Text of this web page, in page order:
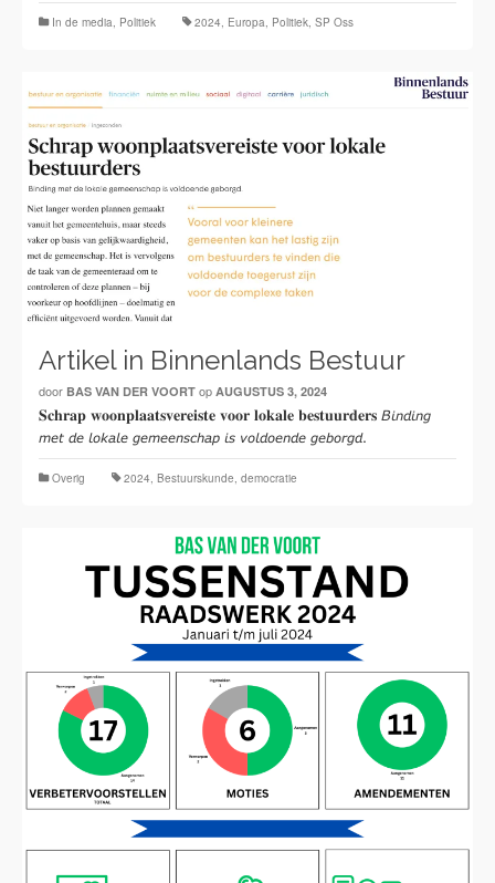
In de media, Politiek 2024, Europa, Politiek, SP Oss
Artikel in Binnenlands Bestuur
door BAS VAN DER VOORT op AUGUSTUS 3, 2024
𝐒𝐜𝐡𝐫𝐚𝐩 𝐰𝐨𝐨𝐧𝐩𝐥𝐚𝐚𝐭𝐬𝐯𝐞𝐫𝐞𝐢𝐬𝐭𝐞 𝐯𝐨𝐨𝐫 𝐥𝐨𝐤𝐚𝐥𝐞 𝐛𝐞𝐬𝐭𝐮𝐮𝐫𝐝𝐞𝐫𝐬 𝘉𝘪𝘯𝘥𝘪𝘯𝘨
𝘮𝘦𝘵 𝘥𝘦 𝘭𝘰𝘬𝘢𝘭𝘦 𝘨𝘦𝘮𝘦𝘦𝘯𝘴𝘤𝘩𝘢𝘱 𝘪𝘴 𝘷𝘰𝘭𝘥𝘰𝘦𝘯𝘥𝘦 𝘨𝘦𝘣𝘰𝘳𝘨𝘥.
Overig 2024, Bestuurskunde, democratie